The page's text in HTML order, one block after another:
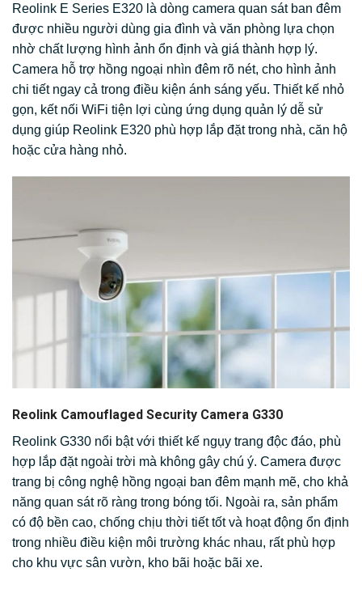
Reolink E Series E320 là dòng camera quan sát ban đêm
được nhiều người dùng gia đình và văn phòng lựa chọn
nhờ chất lượng hình ảnh ổn định và giá thành hợp lý.
Camera hỗ trợ hồng ngoại nhìn đêm rõ nét, cho hình ảnh
chi tiết ngay cả trong điều kiện ánh sáng yếu. Thiết kế nhỏ
gọn, kết nối WiFi tiện lợi cùng ứng dụng quản lý dễ sử
dụng giúp Reolink E320 phù hợp lắp đặt trong nhà, căn hộ
hoặc cửa hàng nhỏ.
Reolink Camouflaged Security Camera G330
Reolink G330 nổi bật với thiết kế ngụy trang độc đáo, phù
hợp lắp đặt ngoài trời mà không gây chú ý. Camera được
trang bị công nghệ hồng ngoại ban đêm mạnh mẽ, cho khả
năng quan sát rõ ràng trong bóng tối. Ngoài ra, sản phẩm
có độ bền cao, chống chịu thời tiết tốt và hoạt động ổn định
trong nhiều điều kiện môi trường khác nhau, rất phù hợp
cho khu vực sân vườn, kho bãi hoặc bãi xe.